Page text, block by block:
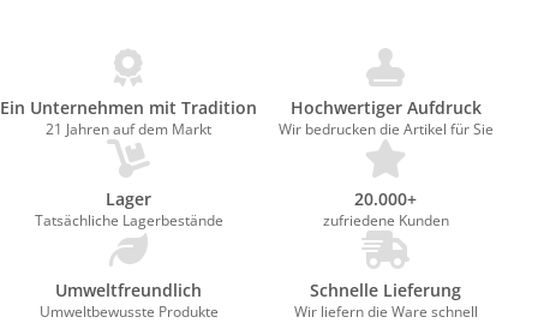
Ein Unternehmen mit Tradition
21 Jahren auf dem Markt
Hochwertiger Aufdruck
Wir bedrucken die Artikel für Sie
Lager
Tatsächliche Lagerbestände
20.000+
zufriedene Kunden
Umweltfreundlich
Umweltbewusste Produkte
Schnelle Lieferung
Wir liefern die Ware schnell